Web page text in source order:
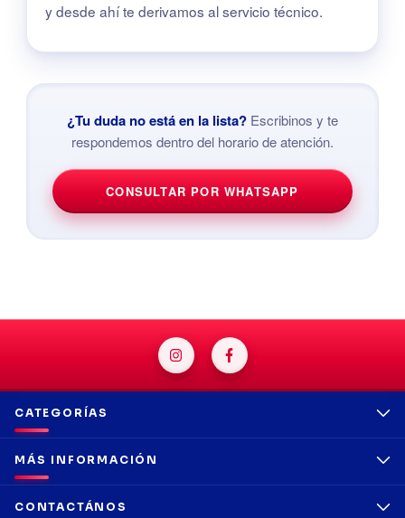
y desde ahí te derivamos al servicio técnico.
¿Tu duda no está en la lista? Escribinos y te
respondemos dentro del horario de atención.
CONSULTAR POR WHATSAPP
CATEGORÍAS
MÁS INFORMACIÓN
CONTACTÁNOS